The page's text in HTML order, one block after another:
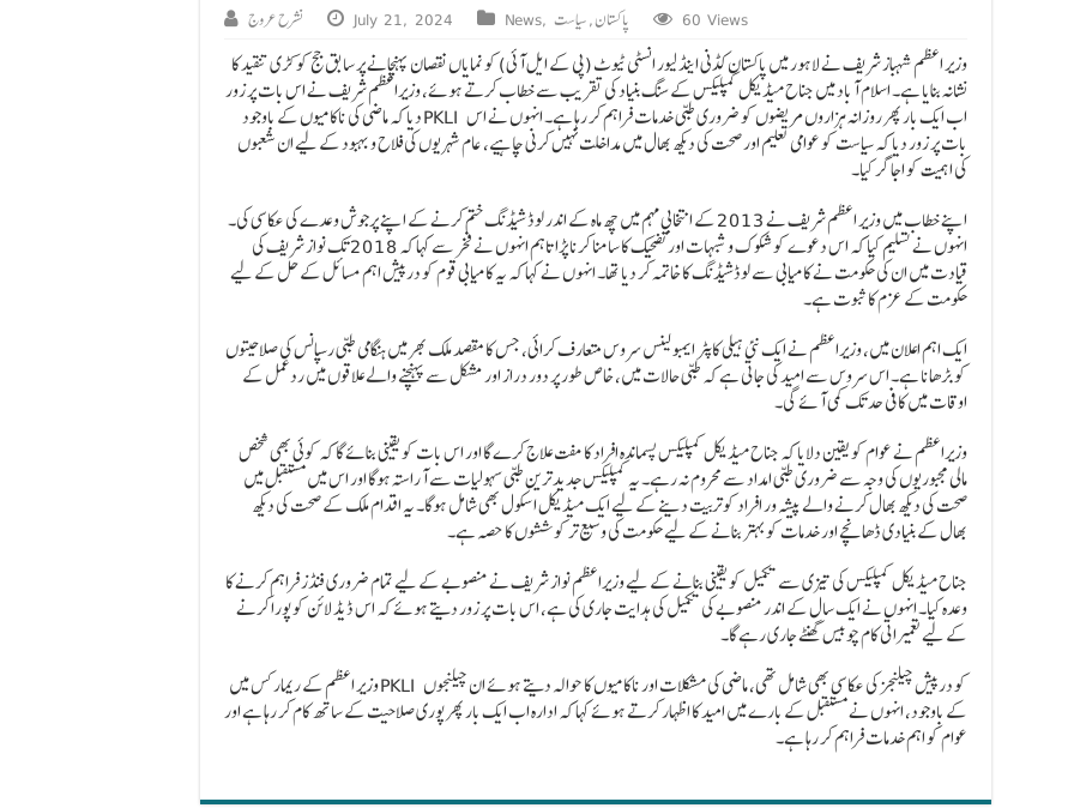
نشرح عروج July 21, 2024 News, پاکستان,سیاست 60 Views
وزیر اعظم شہباز شریف نے لاہور میں پاکستان کڈنی اینڈ لیور انسٹی ٹیوٹ (پی کے ایل آئی) کو نمایاں نقصان پہنچانے پر سابق جج کو کڑی تنقید کا
نشانہ بنایا ہے۔ اسلام آباد میں جناح میڈیکل کمپلیکس کے سنگ بنیاد کی تقریب سے خطاب کرتے ہوئے، وزیراعظم شریف نے اس بات پر زور
دیا کہ ماضی کی ناکامیوں کے باوجود PKLI اب ایک بار پھر روزانہ ہزاروں مریضوں کو ضروری طبی خدمات فراہم کر رہا ہے۔ انہوں نے اس
بات پر زور دیا کہ سیاست کو عوامی تعلیم اور صحت کی دیکھ بھال میں مداخلت نہیں کرنی چاہیے، عام شہریوں کی فلاح و بہبود کے لیے ان شعبوں
کی اہمیت کو اجاگر کیا۔
اپنے خطاب میں وزیر اعظم شریف نے 2013 کے انتخابی مہم میں چھ ماہ کے اندر لوڈ شیڈنگ ختم کرنے کے اپنے پرجوش وعدے کی عکاسی کی۔
انہوں نے تسلیم کیا کہ اس دعوے کو شکوک و شبہات اور تضحیک کا سامنا کرنا پڑا تاہم انہوں نے فخر سے کہا کہ 2018 تک نواز شریف کی
قیادت میں ان کی حکومت نے کامیابی سے لوڈشیڈنگ کا خاتمہ کر دیا تھا۔ انہوں نے کہا کہ یہ کامیابی قوم کو درپیش اہم مسائل کے حل کے لیے
حکومت کے عزم کا ثبوت ہے۔
ایک اہم اعلان میں، وزیراعظم نے ایک نئی ہیلی کاپٹر ایمبولینس سروس متعارف کرائی، جس کا مقصد ملک بھر میں ہنگامی طبی رسپانس کی صلاحیتوں
کو بڑھانا ہے۔ اس سروس سے امید کی جاتی ہے کہ طبی حالات میں، خاص طور پر دور دراز اور مشکل سے پہنچنے والے علاقوں میں ردعمل کے
اوقات میں کافی حد تک کمی آئے گی۔
وزیراعظم نے عوام کو یقین دلایا کہ جناح میڈیکل کمپلیکس پسماندہ افراد کا مفت علاج کرے گا اور اس بات کو یقینی بنائے گا کہ کوئی بھی شخص
مالی مجبوریوں کی وجہ سے ضروری طبی امداد سے محروم نہ رہے۔ یہ کمپلیکس جدید ترین طبی سہولیات سے آراستہ ہوگا اور اس میں مستقبل میں
صحت کی دیکھ بھال کرنے والے پیشہ ور افراد کو تربیت دینے کے لیے ایک میڈیکل اسکول بھی شامل ہوگا۔ یہ اقدام ملک کے صحت کی دیکھ
بھال کے بنیادی ڈھانچے اور خدمات کو بہتر بنانے کے لیے حکومت کی وسیع تر کوششوں کا حصہ ہے۔
جناح میڈیکل کمپلیکس کی تیزی سے تکمیل کو یقینی بنانے کے لیے وزیراعظم نواز شریف نے منصوبے کے لیے تمام ضروری فنڈز فراہم کرنے کا
وعدہ کیا۔ انہوں نے ایک سال کے اندر منصوبے کی تکمیل کی ہدایت جاری کی ہے، اس بات پر زور دیتے ہوئے کہ اس ڈیڈ لائن کو پورا کرنے
کے لیے تعمیراتی کام چوبیس گھنٹے جاری رہے گا۔
وزیر اعظم کے ریمارکس میں PKLI کو درپیش چیلنجز کی عکاسی بھی شامل تھی، ماضی کی مشکلات اور ناکامیوں کا حوالہ دیتے ہوئے ان چیلنجوں
کے باوجود، انہوں نے مستقبل کے بارے میں امید کا اظہار کرتے ہوئے کہا کہ ادارہ اب ایک بار پھر پوری صلاحیت کے ساتھ کام کر رہا ہے اور
عوام کو اہم خدمات فراہم کر رہا ہے۔